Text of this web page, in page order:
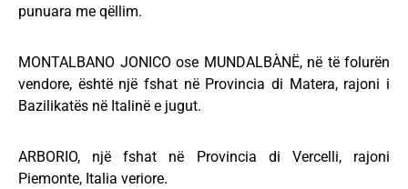
punuara me qëllim.
MONTALBANO JONICO ose MUNDALBÀNË, në të folurën
vendore, është një fshat në Provincia di Matera, rajoni i
Bazilikatës në Italinë e jugut.
ARBORIO, një fshat në Provincia di Vercelli, rajoni
Piemonte, Italia veriore.